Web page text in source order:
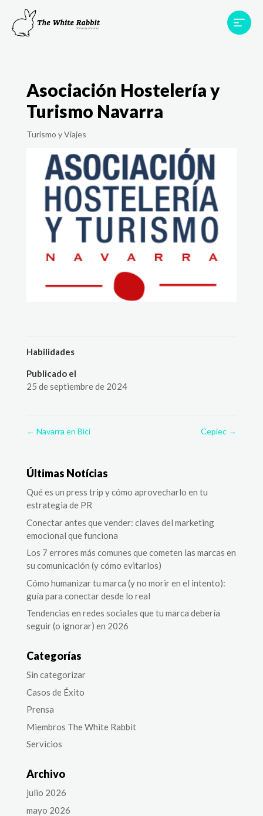
Proyectos
Testimonios
Contacto
Asociación Hostelería y
Turismo Navarra
Turismo y Viajes
Habilidades
Publicado el
25 de septiembre de 2024
← Navarra en Bici Cepiec →
Últimas Notícias
Qué es un press trip y cómo aprovecharlo en tu
estrategia de PR
Conectar antes que vender: claves del marketing
emocional que funciona
Los 7 errores más comunes que cometen las marcas en
su comunicación (y cómo evitarlos)
Cómo humanizar tu marca (y no morir en el intento):
guía para conectar desde lo real
Tendencias en redes sociales que tu marca debería
seguir (o ignorar) en 2026
Categorías
Sin categorizar
Casos de Éxito
Prensa
Miembros The White Rabbit
Servicios
Archivo
julio 2026
mayo 2026